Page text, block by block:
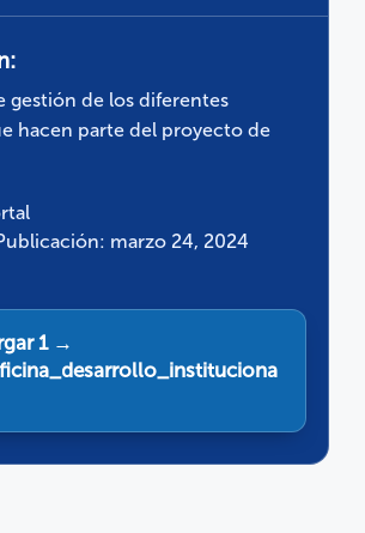
gestión de los diferentes
hacen parte del proyecto de
marzo 24, 2024
1 →